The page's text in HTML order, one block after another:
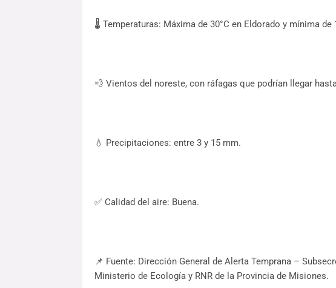
🌡️ Temperaturas: Máxima de 30°C en Eldorado y mínima de
💨 Vientos del noreste, con ráfagas que podrían llegar
💧 Precipitaciones: entre 3 y 15 mm.
✅ Calidad del aire: Buena.
📌 Fuente: Dirección General de Alerta Temprana –
Ministerio de Ecología y RNR de la Provincia de Misiones.